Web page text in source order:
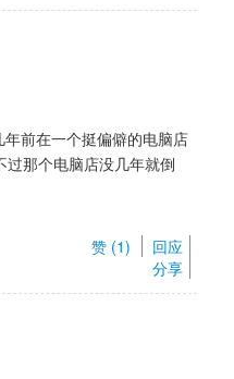
前在一个挺偏僻的电脑店
那个电脑店没几年就倒
赞 (1)
回应
分享